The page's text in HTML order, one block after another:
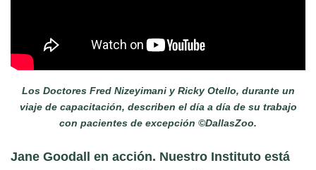
Los Doctores Fred Nizeyimani y Ricky Otello, durante un
viaje de capacitación, describen el día a día de su trabajo
con pacientes de excepción ©DallasZoo.
Jane Goodall en acción. Nuestro Instituto está